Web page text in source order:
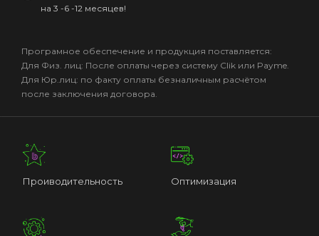
на 3 -6 -12 месяцев!
Програмное обеспечение и продукция поставляется:
Для Физ. лиц: После оплаты через систему Clik или Payme.
Для Юр.лиц: по факту оплаты безналичным расчётом
после заключения договора.
Проиводительность Оптимизация